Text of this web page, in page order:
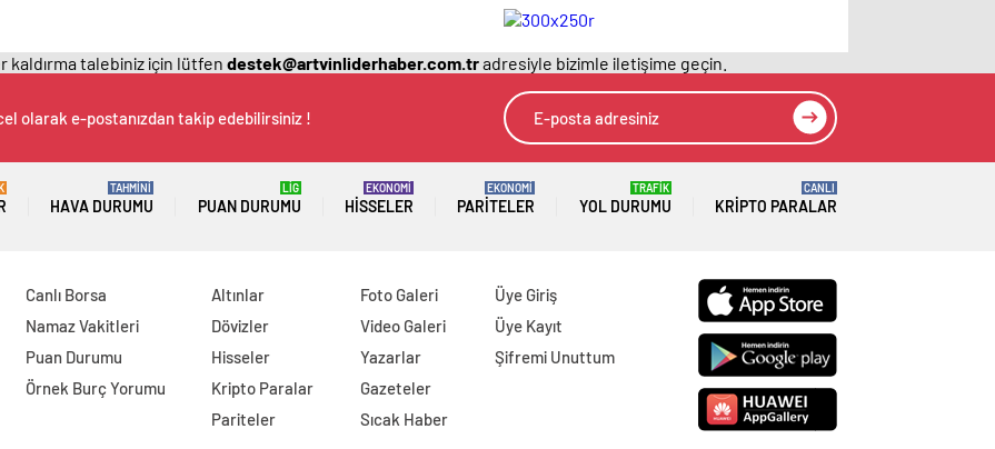
iddiası! NBA
Haberleri
kaldırma talebiniz için lütfen destek@artvinliderhaber.com.tradresiyle bizimle iletişime geçin.
olarak e-postanızdan takip edebilirsiniz !
HAVA DURUMU
TAHMİNİ
PUAN DURUMU
LİG
HISSELER
EKONOMİ
PARITELER
EKONOMİ
YOL DURUMU
TRAFİK
KRIPTO PARALAR
CANLI
Canlı Borsa
Namaz Vakitleri
Puan Durumu
Örnek Burç Yorumu
Altınlar
Dövizler
Hisseler
Kripto Paralar
Pariteler
Foto Galeri
Video Galeri
Yazarlar
Gazeteler
Sıcak Haber
Üye Giriş
Üye Kayıt
Şifremi Unuttum